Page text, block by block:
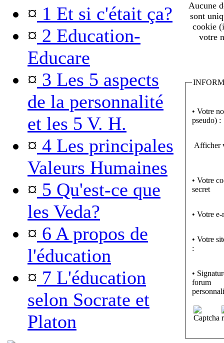
¤ 1 Et si c'était ça?
¤ 2 Education-
Educare
¤ 3 Les 5 aspects
de la personnalité
et les 5 V. H.
¤ 4 Les principales
Valeurs Humaines
¤ 5 Qu'est-ce que
les Veda?
¤ 6 A propos de
l'éducation
¤ 7 L'éducation
selon Socrate et
Platon
Aucune
sont
cookie
votre
• Votre
pseudo) :
Afficher
• Votre
secret
• Votre
• Votre
:
•
forum